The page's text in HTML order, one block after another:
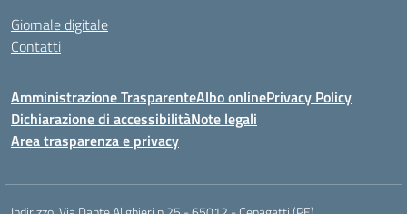
Giornale digitale
Contatti
Amministrazione TrasparenteAlbo onlinePrivacy Policy
Dichiarazione di accessibilitàNote legali
Area trasparenza e privacy